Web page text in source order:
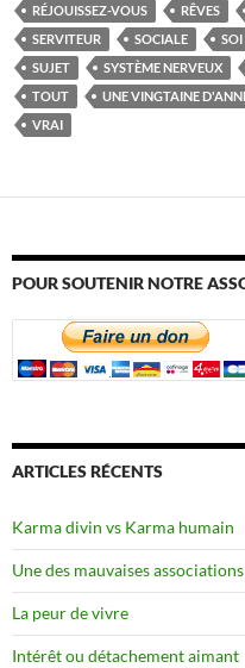
RÉJOUISSEZ-VOUS
RÊVES
SERVITEUR
SOCIALE
SUJET
SYSTÈME NERVEUX
TOUT
UNE VINGTAINE
VRAI
POUR SOUTENIR NOTRE
ARTICLES RÉCENTS
Karma divin vs Karma humain
Une des mauvaises associations
La peur de vivre
Intérêt ou détachement aimant